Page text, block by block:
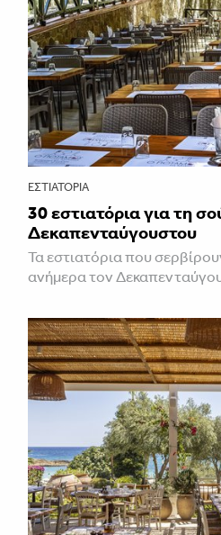
ΕΣΤΙΑΤΌΡΙΑ
30 εστιατόρια για τη
Δεκαπενταύγουστου
Τα εστιατόρια που
ανήμερα τον